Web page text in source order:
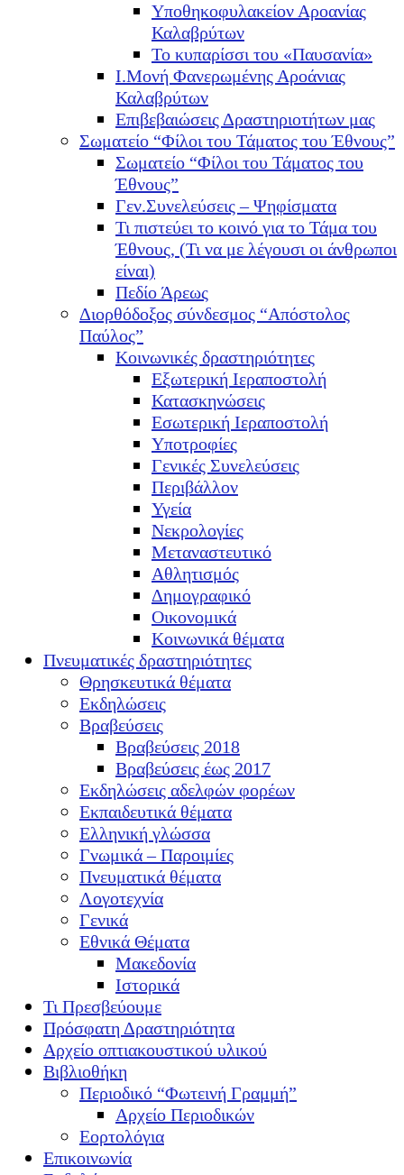
Υποθηκοφυλακείον Αροανίας
Καλαβρύτων
Το κυπαρίσσι του «Παυσανία»
Ι.Μονή Φανερωμένης Αροάνιας
Καλαβρύτων
Επιβεβαιώσεις Δραστηριοτήτων μας
Σωματείο “Φίλοι του Τάματος του Έθνους”
Σωματείο “Φίλοι του Τάματος του
Έθνους”
Γεν.Συνελεύσεις – Ψηφίσματα
Τι πιστεύει το κοινό για το Τάμα του
Έθνους, (Τι να με λέγουσι οι άνθρωποι
είναι)
Πεδίο Άρεως
Διορθόδοξος σύνδεσμος “Απόστολος
Παύλος”
Κοινωνικές δραστηριότητες
Εξωτερική Ιεραποστολή
Κατασκηνώσεις
Εσωτερική Ιεραποστολή
Υποτροφίες
Γενικές Συνελεύσεις
Περιβάλλον
Υγεία
Νεκρολογίες
Μεταναστευτικό
Αθλητισμός
Δημογραφικό
Οικονομικά
Κοινωνικά θέματα
Πνευματικές δραστηριότητες
Θρησκευτικά θέματα
Εκδηλώσεις
Βραβεύσεις
Βραβεύσεις 2018
Βραβεύσεις έως 2017
Εκδηλώσεις αδελφών φορέων
Εκπαιδευτικά θέματα
Ελληνική γλώσσα
Γνωμικά – Παροιμίες
Πνευματικά θέματα
Λογοτεχνία
Γενικά
Εθνικά Θέματα
Μακεδονία
Ιστορικά
Τι Πρεσβεύουμε
Πρόσφατη Δραστηριότητα
Αρχείο οπτιακουστικού υλικού
Βιβλιοθήκη
Περιοδικό “Φωτεινή Γραμμή”
Αρχείο Περιοδικών
Εορτολόγια
Επικοινωνία